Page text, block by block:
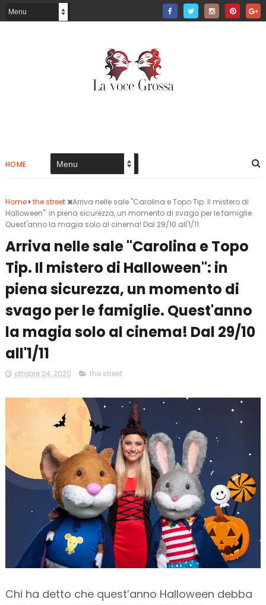
HOME
Home the street
Arriva nelle sale "Carolina e Topo Tip. Il mistero di
Halloween": in piena sicurezza, un momento di svago per le famiglie.
Quest'anno la magia solo al cinema! Dal 29/10 all'1/11
Arriva nelle sale "Carolina e Topo
Tip. Il mistero di Halloween": in
piena sicurezza, un momento di
svago per le famiglie. Quest'anno
la magia solo al cinema! Dal 29/10
all'1/11
ottobre 24, 2020 the street
Chi ha detto che quest’anno Halloween debba